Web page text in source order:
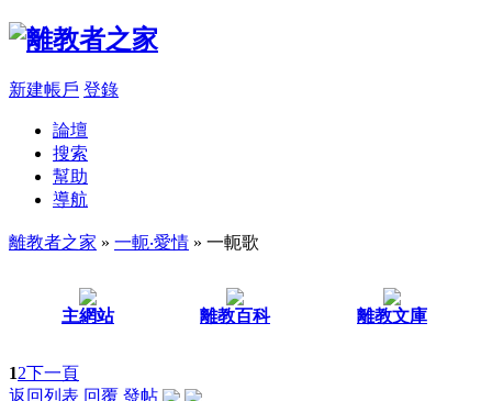
新建帳戶 登錄
論壇
搜索
幫助
導航
離教者之家 » 一軛‧愛情 » 一軛歌
主網站 離教百科 離教文庫
12下一頁
返回列表 回覆 發帖